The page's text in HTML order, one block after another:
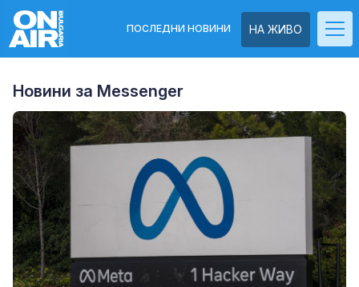
НА ЖИВО
ПОСЛЕДНИ НОВИНИ
Новини за Messenger